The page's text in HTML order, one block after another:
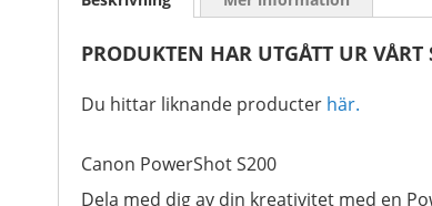
gallery
PRODUKTEN HAR UTGÅTT UR VÅRT
Du hittar liknande producter här.
Canon PowerShot S200
Dela med dig av din kreativitet med en